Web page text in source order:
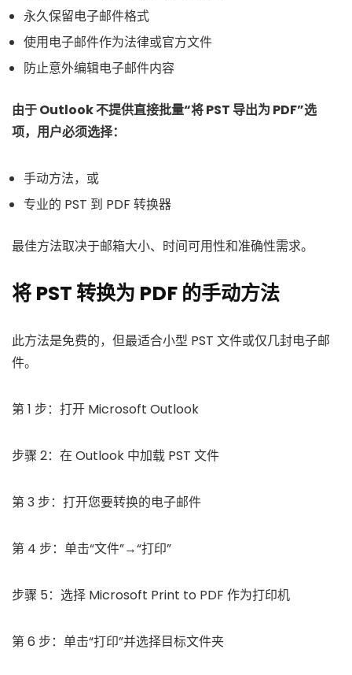
永久保留电子邮件格式
使用电子邮件作为法律或官方文件
防止意外编辑电子邮件内容
由于 Outlook 不提供直接批量“将 PST 导出为 PDF”选
项，用户必须选择：
手动方法，或
专业的 PST 到 PDF 转换器
最佳方法取决于邮箱大小、时间可用性和准确性需求。
将 PST 转换为 PDF 的手动方法
此方法是免费的，但最适合小型 PST 文件或仅几封电子邮
件。
第 1 步：打开 Microsoft Outlook
步骤 2：在 Outlook 中加载 PST 文件
第 3 步：打开您要转换的电子邮件
第 4 步：单击“文件”→“打印”
步骤 5：选择 Microsoft Print to PDF 作为打印机
第 6 步：单击“打印”并选择目标文件夹